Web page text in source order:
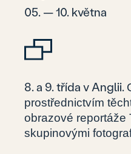
05. — 10. května
8. a 9. třída v Anglii.
prostřednictvím
obrazové reportáže
skupinovými